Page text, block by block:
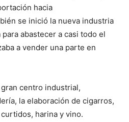
hacia
se inició la nueva industria
abastecer a casi todo el
a vender una parte en
centro industrial,
la elaboración de cigarros,
harina y vino.